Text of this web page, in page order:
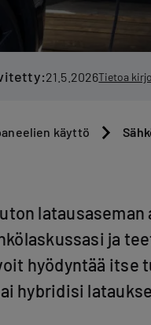
21.5.2026Tietoa
käyttö
ja
hyödyntää itse
hybridisi